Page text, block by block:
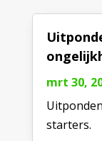
mrt 30,
starters.